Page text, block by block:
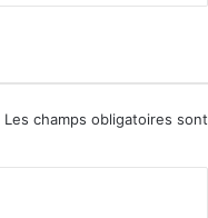
Les champs obligatoires sont